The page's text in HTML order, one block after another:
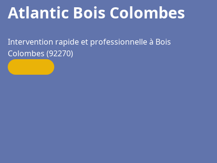
Atlantic Bois Colombes
Intervention rapide et professionnelle à Bois
Colombes (92270)